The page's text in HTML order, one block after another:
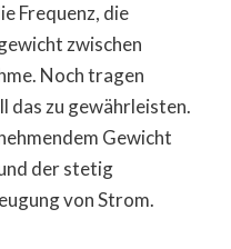
Frequenz, die
zwischen
Noch tragen
das zu gewährleisten.
Gewicht
der stetig
von Strom.